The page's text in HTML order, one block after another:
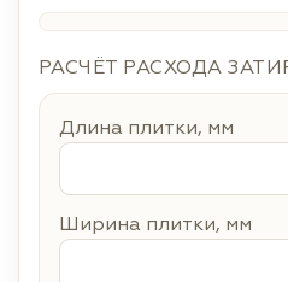
РАСЧЁТ РАСХОДА
Длина плитки, мм
Ширина плитки, мм